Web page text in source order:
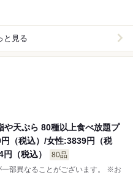
と見る
や天ぷら 80種以上食べ放題プ
（税込）/女性:3839円（税
（税込）
80品
異なることがございます。 ※お